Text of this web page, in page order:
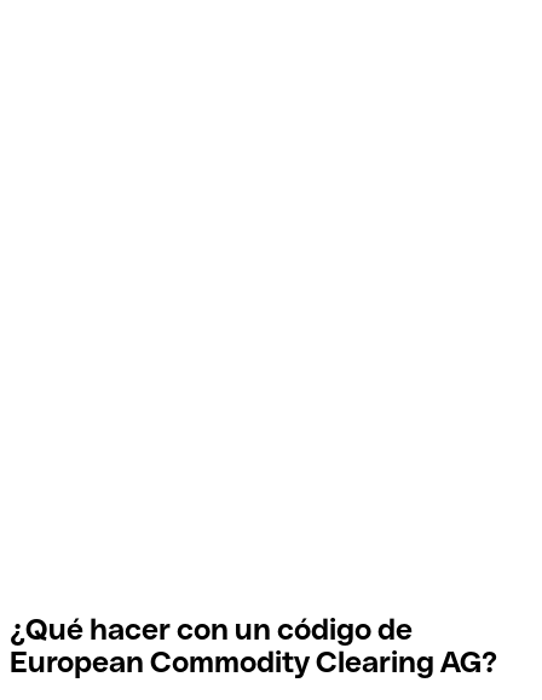
¿Qué hacer con un código de
European Commodity Clearing AG?